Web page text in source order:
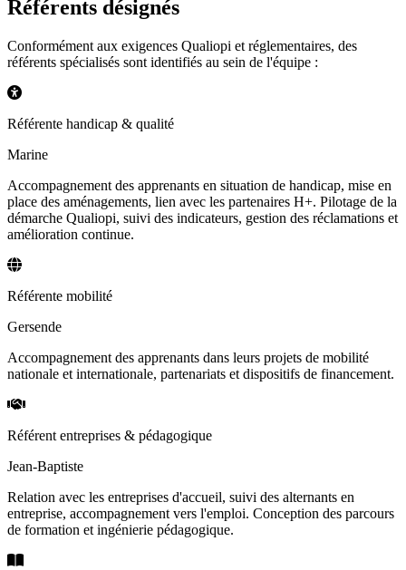
Référents désignés
Conformément aux exigences Qualiopi et réglementaires, des
référents spécialisés sont identifiés au sein de l'équipe :
Référente handicap & qualité
Marine
Accompagnement des apprenants en situation de handicap, mise en
place des aménagements, lien avec les partenaires H+. Pilotage de la
démarche Qualiopi, suivi des indicateurs, gestion des réclamations et
amélioration continue.
Référente mobilité
Gersende
Accompagnement des apprenants dans leurs projets de mobilité
nationale et internationale, partenariats et dispositifs de financement.
Référent entreprises & pédagogique
Jean-Baptiste
Relation avec les entreprises d'accueil, suivi des alternants en
entreprise, accompagnement vers l'emploi. Conception des parcours
de formation et ingénierie pédagogique.